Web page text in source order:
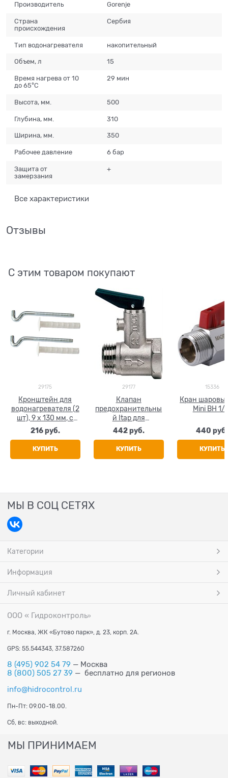
Производитель Gorenje
Страна
происхождения
Сербия
Тип водонагревателя накопительный
Объем, л 15
Время нагрева от 10
до 65°C
29 мин
Высота, мм. 500
Глубина, мм. 310
Ширина, мм. 350
Рабочее давление 6 бар
Защита от
замерзания
+
Все характеристики
Отзывы
С этим товаром покупают
29175
Кронштейн для
водонагревателя (2
шт), 9 х 130 мм, с
дюбелями
216 руб.
КУПИТЬ
29177
Клапан
предохранительны
й Itap для
водонагревателя, с
обратным клапаном
и ручным спуском,
442 руб.
КУПИТЬ
15336
Кран
Mini ВН 1/
440 руб.
КУПИТЬ
МЫ В СОЦ СЕТЯХ
Категории
Информация
Личный кабинет
ООО « Гидроконтроль»
г. Москва, ЖК «Бутово парк», д. 23, корп. 2А.
GPS: 55.544343, 37.587260
8 (495) 902 54 79 — Москва
8 (800) 505 27 39 — бесплатно для регионов
info@hidrocontrol.ru
Пн-Пт: 09.00-18.00.
Сб, вс: выходной.
МЫ ПРИНИМАЕМ